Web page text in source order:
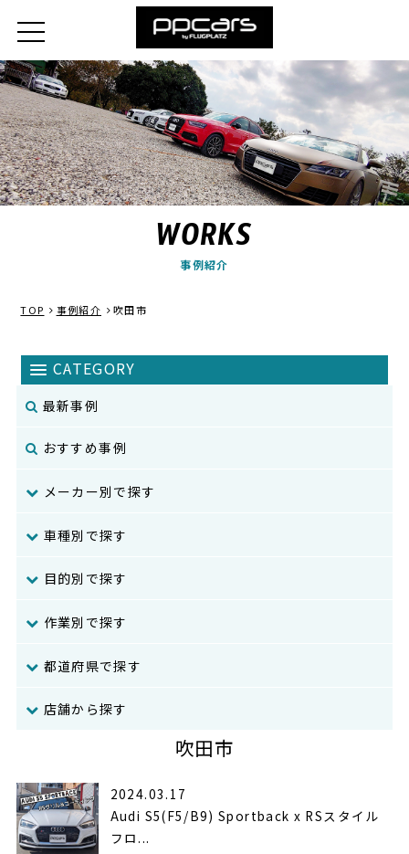
WORKS
事例紹介
TOP 事例紹介 吹田市
最新事例
おすすめ事例
メーカー別で探す
車種別で探す
目的別で探す
作業別で探す
都道府県で探す
店舗から探す
吹田市
2024.03.17
Audi S5(F5/B9) Sportback x RSスタイル
フロ...